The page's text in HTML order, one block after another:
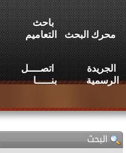
محرك البحث
باحث
التعاميم
الجريدة
الرسمية
اتصــــل
بنـــــا